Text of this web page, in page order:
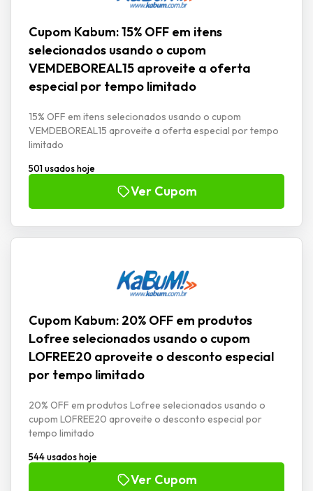
Cupom Kabum: 15% OFF em itens
selecionados usando o cupom
VEMDEBOREAL15 aproveite a oferta
especial por tempo limitado
15% OFF em itens selecionados usando o cupom
VEMDEBOREAL15 aproveite a oferta especial por tempo
limitado
501 usados hoje
Ver Cupom
Cupom Kabum: 20% OFF em produtos
Lofree selecionados usando o cupom
LOFREE20 aproveite o desconto especial
por tempo limitado
20% OFF em produtos Lofree selecionados usando o
cupom LOFREE20 aproveite o desconto especial por
tempo limitado
544 usados hoje
Ver Cupom